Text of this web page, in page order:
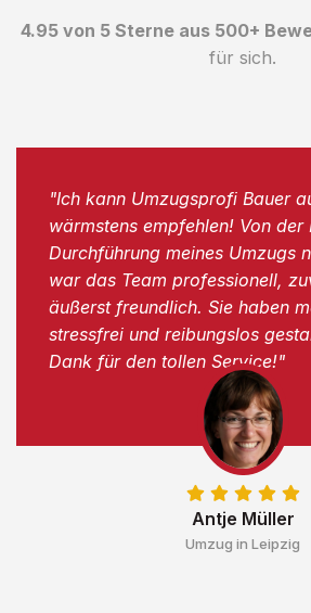
4.95 von 5 Sterne aus 500+
für sich.
Antje Müller
Umzug in Leipzig
"Ich kann Umzugsprofi Bauer
wärmstens empfehlen! Von der
Durchführung meines Umzugs
war das Team professionell,
äußerst freundlich. Sie haben
stressfrei und reibungslos
Dank für den tollen Service!"